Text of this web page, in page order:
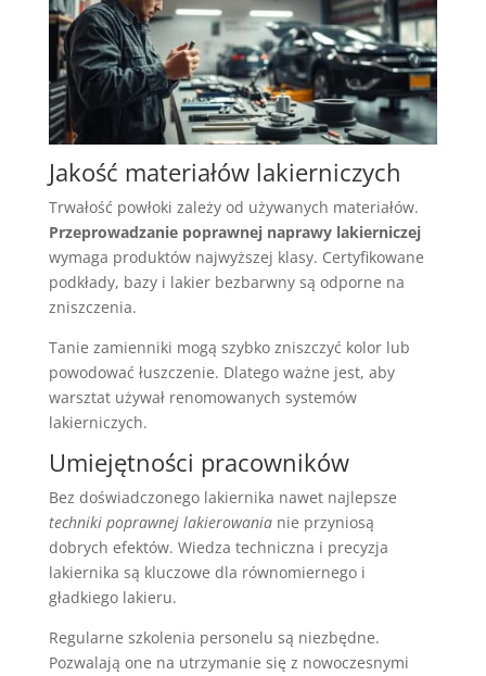
Jakość materiałów lakierniczych
Trwałość powłoki zależy od używanych materiałów.
Przeprowadzanie poprawnej naprawy lakierniczej
wymaga produktów najwyższej klasy. Certyfikowane
podkłady, bazy i lakier bezbarwny są odporne na
zniszczenia.
Tanie zamienniki mogą szybko zniszczyć kolor lub
powodować łuszczenie. Dlatego ważne jest, aby
warsztat używał renomowanych systemów
lakierniczych.
Umiejętności pracowników
Bez doświadczonego lakiernika nawet najlepsze
techniki poprawnej lakierowanianie przyniosą
dobrych efektów. Wiedza techniczna i precyzja
lakiernika są kluczowe dla równomiernego i
gładkiego lakieru.
Regularne szkolenia personelu są niezbędne.
Pozwalają one na utrzymanie się z nowoczesnymi